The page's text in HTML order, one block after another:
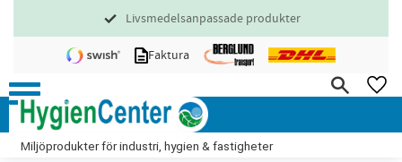
Meny
Livsmedelsanpassade produkter
Faktura
Miljöprodukter för industri, hygien & fastigheter